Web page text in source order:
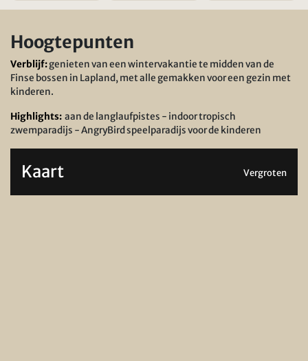
Hoogtepunten
Verblijf:genieten van een wintervakantie te midden van de
Finse bossen in Lapland, met alle gemakken voor een gezin met
kinderen.
Highlights: aan de langlaufpistes - indoor tropisch
zwemparadijs - AngryBird speelparadijs voor de kinderen
Kaart Vergroten